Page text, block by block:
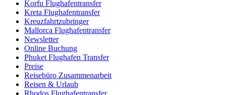
Korfu Flughafentransfer
Kreta Flughafentransfer
Kreuzfahrtzubringer
Mallorca Flughafentransfer
Newsletter
Online Buchung
Phuket Flughafen Transfer
Preise
Reisebüro Zusammenarbeit
Reisen & Urlaub
Rhodos Flughafentransfer